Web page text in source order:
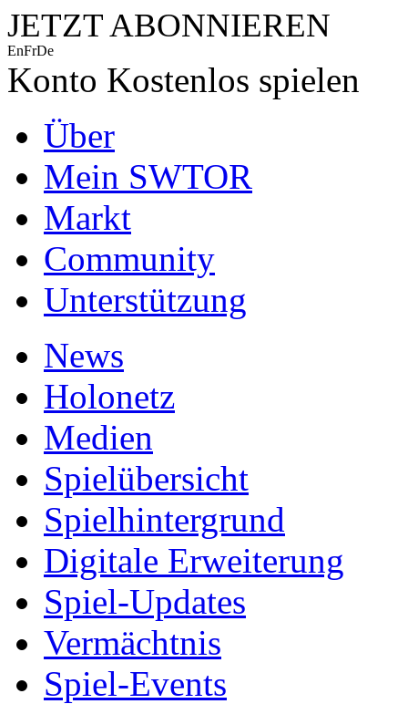
JETZT ABONNIEREN
EnFrDe
Konto Kostenlos spielen
Über
Mein SWTOR
Markt
Community
Unterstützung
News
Holonetz
Medien
Spielübersicht
Spielhintergrund
Digitale Erweiterung
Spiel-Updates
Vermächtnis
Spiel-Events